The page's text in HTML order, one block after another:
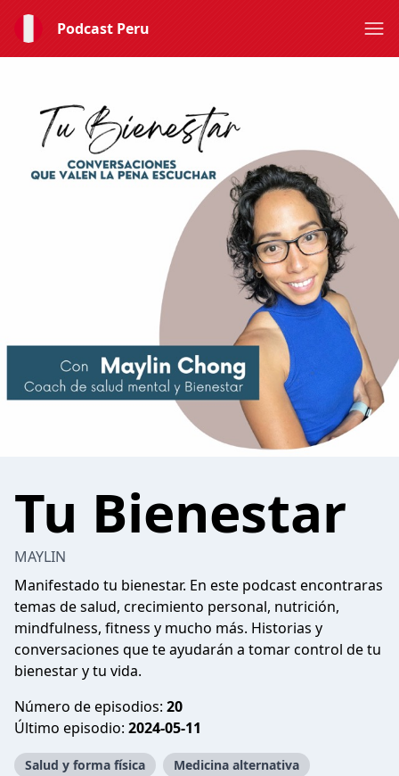
Podcast Peru
Tu Bienestar
MAYLIN
Manifestado tu bienestar. En este podcast encontraras
temas de salud, crecimiento personal, nutrición,
mindfulness, fitness y mucho más. Historias y
conversaciones que te ayudarán a tomar control de tu
bienestar y tu vida.
Número de episodios: 20
Último episodio: 2024-05-11
Salud y forma física
Medicina alternativa